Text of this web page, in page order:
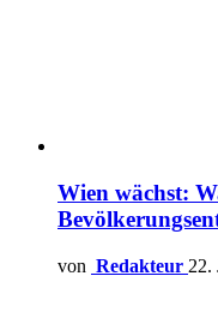
Wien wächst:
von Redakteur 22.